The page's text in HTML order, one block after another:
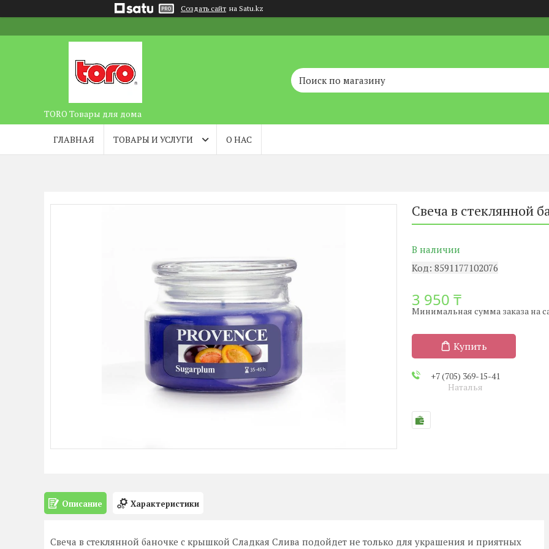
Создать сайт на Satu.kz
TORO Товары для дома
ГЛАВНАЯ ТОВАРЫ И УСЛУГИ О НАС
Свеча в стеклянной
В наличии
Код: 8591177102076
3 950 ₸
Минимальная сумма заказа на
Купить
+7 (705) 369-15-41
Наталья
Описание Характеристики
Свеча в стеклянной баночке с крышкой Сладкая Cлива подойдет не только для украшения и приятных